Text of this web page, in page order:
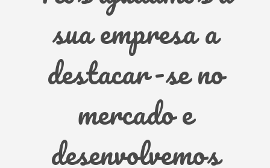
sua empresa a
destacar-se no
mercado e
desenvolvemos